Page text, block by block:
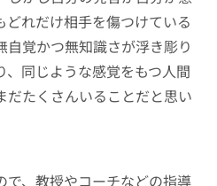
れだけ相手を傷つけている
覚かつ無知識さが浮き彫り
、同じような感覚をもつ人間
だたくさんいることだと思い
で、教授やコーチなどの指導